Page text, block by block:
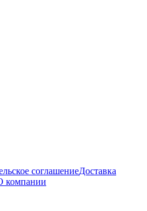
соглашениеДоставка
компании